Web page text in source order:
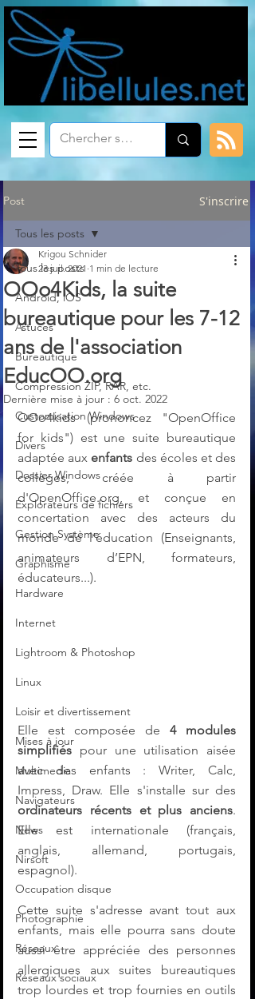
Post S'inscrire
Tous les posts
Android, iOS
Astuces
Bureautique
Compression ZIP, RAR, etc.
Customisation Windows
Divers
Dossier Windows
Explorateurs de fichiers
Gestion Système
Graphisme
Hardware
Internet
Lightroom & Photoshop
Linux
Loisir et divertissement
Mises à jour
Multimedia
Navigateurs
News
Nirsoft
Occupation disque
Photographie
Réseaux
Réseaux sociaux
Tous les posts
OOo4Kids, la suite
bureautique pour les 7-12
ans de l'association
EducOO.org
Krigou Schnider
23 juil. 2021 1 min de lecture
Dernière mise à jour : 6 oct. 2022
OOo4kids (prononcez "OpenOffice
for kids") est une suite bureautique
adaptée aux enfants des écoles et des
collèges, créée à partir
d'OpenOffice.org, et conçue en
concertation avec des acteurs du
monde de l’éducation (Enseignants,
animateurs d’EPN, formateurs,
éducateurs...).
Elle est composée de 4 modules
simplifiés pour une utilisation aisée
avec des enfants : Writer, Calc,
ordinateurs récents et plus anciens.
Elle est internationale (français,
anglais, allemand, portugais,
espagnol).
Cette suite s'adresse avant tout aux
enfants, mais elle pourra sans doute
aussi être appréciée des personnes
allergiques aux suites bureautiques
trop lourdes et trop fournies en outils